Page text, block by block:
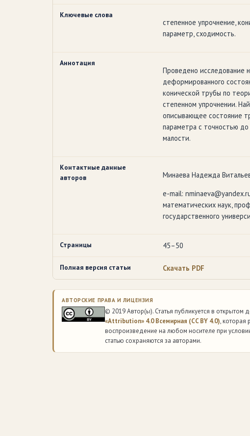
Ключевые слова
степенное упрочнение,
параметр, сходимость.
Аннотация
Проведено исследование
деформированного
конической трубы по
степенном упрочнении.
описывающее состояние
параметра с точностью
малости.
Контактные данные
авторов
Минаева Надежда
e-mail:
математических наук,
государственного
Страницы 45–50
Полная версия статьи Скачать PDF
АВТОРСКИЕ ПРАВА И ЛИЦЕНЗИЯ
© 2019 Автор(ы). Статья публикуется в открытом
«Attribution» 4.0 Всемирная (CC BY 4.0), которая
воспроизведение на любом носителе при
статью сохраняются за авторами.